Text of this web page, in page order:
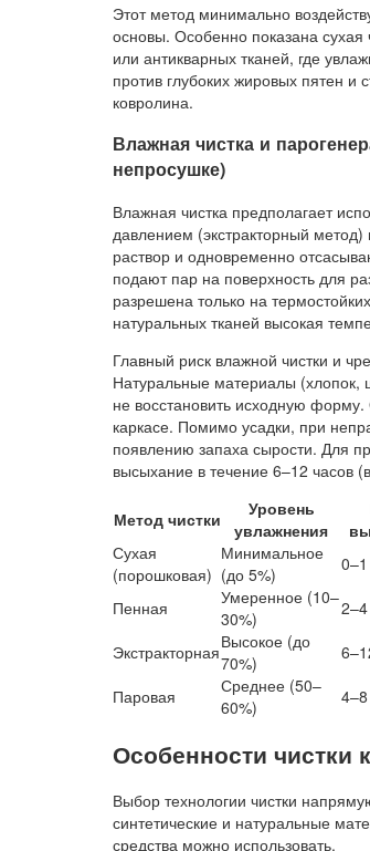
Этот метод минимально
основы. Особенно показана сухая
или антикварных тканей, где
против глубоких жировых пятен и
ковролина.
Влажная чистка и
непросушке)
Влажная чистка предполагает
давлением (экстракторный
раствор и одновременно
подают пар на поверхность для
разрешена только на
натуральных тканей высокая
Главный риск влажной чистки и
Натуральные материалы (хлопок,
не восстановить исходную
каркасе. Помимо усадки, при
появлению запаха сырости. Для
высыхание в течение 6–12 часов
Метод чистки
Уровень
увлажнения
Сухая
(порошковая)
Минимальное
(до 5%)
Пенная
Умеренное (10–
30%)
ЭкстракторнаяВысокое (до
70%)
Паровая
Среднее (50–
60%)
Особенности чистки
Выбор технологии чистки
синтетические и натуральные
средства можно использовать.